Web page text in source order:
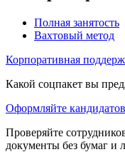
Полная занятость
Вахтовый метод
Корпоративная
Какой соцпакет вы
Оформляйте
Проверяйте
документы без бумаг и